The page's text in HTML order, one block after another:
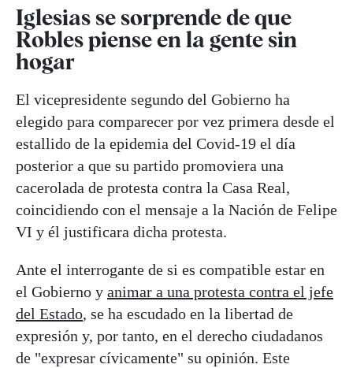
Iglesias se sorprende de que
Robles piense en la gente sin
hogar
El vicepresidente segundo del Gobierno ha
elegido para comparecer por vez primera desde el
estallido de la epidemia del Covid-19 el día
posterior a que su partido promoviera una
cacerolada de protesta contra la Casa Real,
coincidiendo con el mensaje a la Nación de Felipe
VI y él justificara dicha protesta.
Ante el interrogante de si es compatible estar en
el Gobierno y animar a una protesta contra el jefe
del Estado, se ha escudado en la libertad de
expresión y, por tanto, en el derecho ciudadanos
de "expresar cívicamente" su opinión. Este